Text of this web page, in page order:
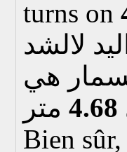
turns on
لالشد
هي
4.68
Bien